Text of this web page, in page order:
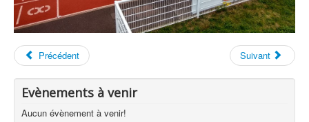
Précédent Suivant
Evènements à venir
Aucun évènement à venir!